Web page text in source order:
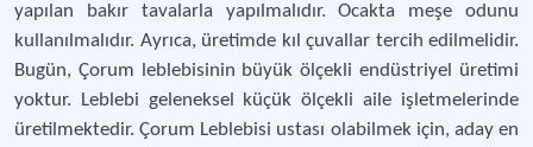
yapılan bakır tavalarla yapılmalıdır. Ocakta meşe odunu
kullanılmalıdır. Ayrıca, üretimde kıl çuvallar tercih edilmelidir.
Bugün, Çorum leblebisinin büyük ölçekli endüstriyel üretimi
yoktur. Leblebi geleneksel küçük ölçekli aile işletmelerinde
üretilmektedir. Çorum Leblebisi ustası olabilmek için, aday en